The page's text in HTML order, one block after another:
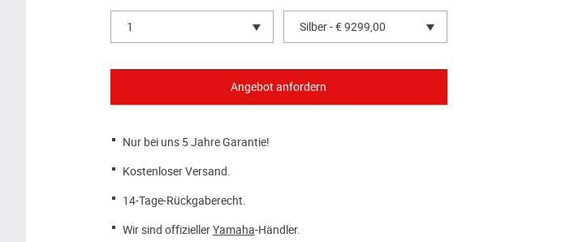
1 Silber - € 9299,00
Nur bei uns 5 Jahre Garantie!
Kostenloser Versand.
14-Tage-Rückgaberecht.
Wir sind offiziellerYamaha-Händler.